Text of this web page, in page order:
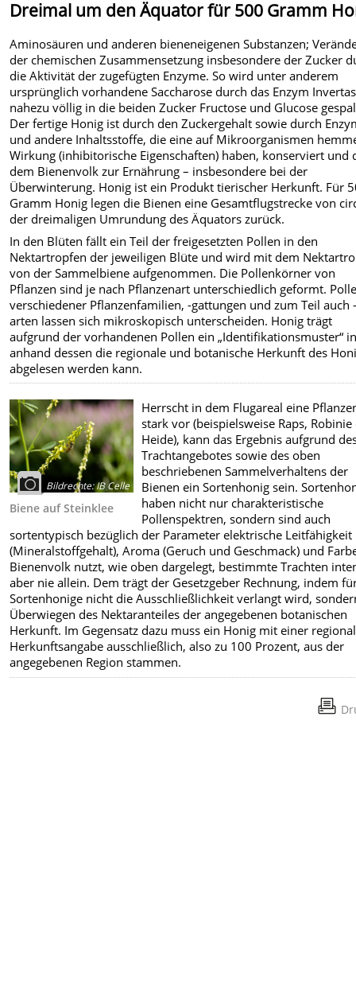
Dreimal um den Äquator für 500 Gramm
Aminosäuren und anderen bieneneigenen Substanzen;
der chemischen Zusammensetzung insbesondere der Zucker
die Aktivität der zugefügten Enzyme. So wird unter anderem
ursprünglich vorhandene Saccharose durch das Enzym
nahezu völlig in die beiden Zucker Fructose und Glucose
Der fertige Honig ist durch den Zuckergehalt sowie durch
und andere Inhaltsstoffe, die eine auf Mikroorganismen
Wirkung (inhibitorische Eigenschaften) haben, konserviert und
dem Bienenvolk zur Ernährung – insbesondere bei der
Überwinterung. Honig ist ein Produkt tierischer Herkunft. Für
Gramm Honig legen die Bienen eine Gesamtflugstrecke von
der dreimaligen Umrundung des Äquators zurück.
In den Blüten fällt ein Teil der freigesetzten Pollen in den
Nektartropfen der jeweiligen Blüte und wird mit dem
von der Sammelbiene aufgenommen. Die Pollenkörner von
Pflanzen sind je nach Pflanzenart unterschiedlich geformt.
verschiedener Pflanzenfamilien, -gattungen und zum Teil auch
arten lassen sich mikroskopisch unterscheiden. Honig trägt
aufgrund der vorhandenen Pollen ein „Identifikationsmuster“
anhand dessen die regionale und botanische Herkunft des
abgelesen werden kann.
Bildrechte:IB Celle
Biene auf Steinklee
Herrscht in dem Flugareal eine
stark vor (beispielsweise Raps,
Heide), kann das Ergebnis aufgrund
Trachtangebotes sowie des oben
beschriebenen Sammelverhaltens der
Bienen ein Sortenhonig sein.
haben nicht nur charakteristische
Pollenspektren, sondern sind auch
sortentypisch bezüglich der Parameter elektrische Leitfähigkeit
(Mineralstoffgehalt), Aroma (Geruch und Geschmack) und
Bienenvolk nutzt, wie oben dargelegt, bestimmte Trachten
aber nie allein. Dem trägt der Gesetzgeber Rechnung, indem
Sortenhonige nicht die Ausschließlichkeit verlangt wird,
Überwiegen des Nektaranteiles der angegebenen botanischen
Herkunft. Im Gegensatz dazu muss ein Honig mit einer
Herkunftsangabe ausschließlich, also zu 100 Prozent, aus der
angegebenen Region stammen.